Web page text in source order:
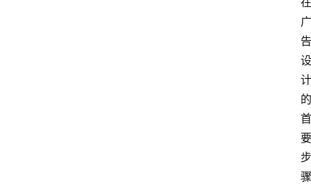
广
告
设
计
的
首
要
步
骤